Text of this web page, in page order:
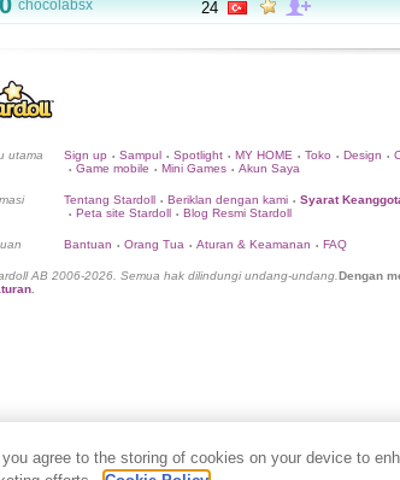
chocolabsx 24
utama Sign up • Sampul • Spotlight • MY HOME • Toko • Design •
• Game mobile • Mini Games • Akun Saya
Tentang Stardoll • Beriklan dengan kami • Syarat
• Peta site Stardoll • Blog Resmi Stardoll
Bantuan • Orang Tua • Aturan & Keamanan • FAQ
AB 2006-2026. Semua hak dilindungi undang-undang. Dengan
agree to the storing of cookies on your device to